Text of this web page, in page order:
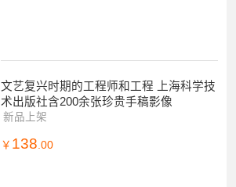
文艺复兴时期的工程师和工程 上海科学技
术出版社含200余张珍贵手稿影像
新品上架
￥ 138.00